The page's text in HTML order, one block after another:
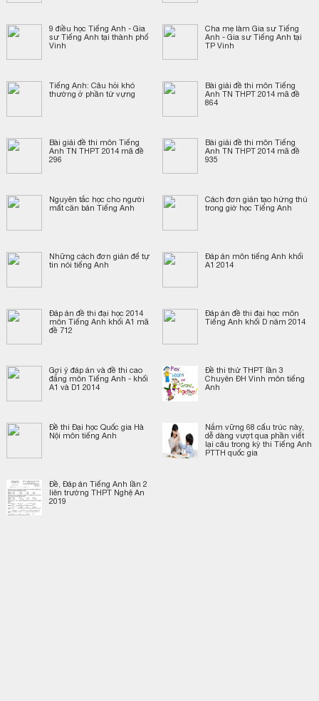
9 điều học Tiếng Anh - Gia
sư Tiếng Anh tại thành phố
Vinh
Cha mẹ làm Gia sư Tiếng
Anh - Gia sư Tiếng Anh tại
TP Vinh
Tiếng Anh: Câu hỏi khó
thường ở phần từ vựng
Bài giải đề thi môn Tiếng
Anh TN THPT 2014 mã đề
864
Bài giải đề thi môn Tiếng
Anh TN THPT 2014 mã đề
296
Bài giải đề thi môn Tiếng
Anh TN THPT 2014 mã đề
935
Nguyên tắc học cho người
mất căn bản Tiếng Anh
Cách đơn giản tạo hứng thú
trong giờ học Tiếng Anh
Những cách đơn giản để tự
tin nói tiếng Anh
Đáp án môn tiếng Anh khối
A1 2014
Đáp án đề thi đại học 2014
môn Tiếng Anh khối A1 mã
đề 712
Đáp án đề thi đại học môn
Tiếng Anh khối D năm 2014
Gợi ý đáp án và đề thi cao
đẳng môn Tiếng Anh - khối
A1 và D1 2014
Đề thi thử THPT lần 3
Chuyên ĐH Vinh môn tiếng
Anh
Đề thi Đại học Quốc gia Hà
Nội môn tiếng Anh
Nắm vững 68 cấu trúc này,
dễ dàng vượt qua phần viết
lại câu trong kỳ thi Tiếng Anh
PTTH quốc gia
Đề, Đáp án Tiếng Anh lần 2
liên trường THPT Nghệ An
2019